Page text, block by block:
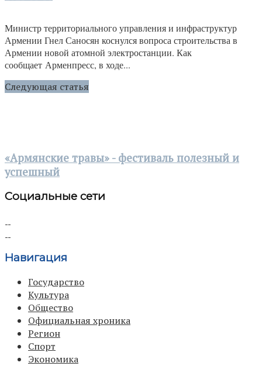
Министр территориального управления и инфраструктур
Армении Гнел Саносян коснулся вопроса строительства в
Армении новой атомной электростанции. Как
сообщает Арменпресс, в ходе...
Следующая статья
«Армянские травы» - фестиваль полезный и
успешный
Социальные сети
Навигация
Государство
Культура
Общество
Официальная хроника
Регион
Спорт
Экономика